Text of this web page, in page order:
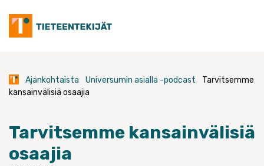
content
Ajankohtaista Universumin asialla -podcast
Tarvitsemme
kansainvälisiä osaajia
Tarvitsemme kansainvälisiä
osaajia